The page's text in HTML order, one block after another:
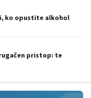
ko opustite alkohol
pristop: te